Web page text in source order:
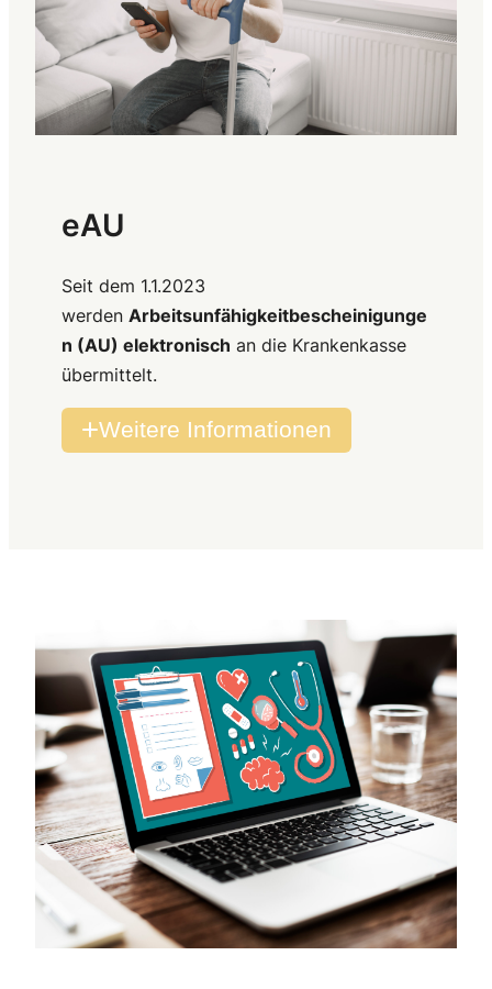
eAU
Seit dem 1.1.2023
werden Arbeitsunfähigkeitbescheinigunge
n (AU) elektronisch an die Krankenkasse
übermittelt.
Weitere Informationen